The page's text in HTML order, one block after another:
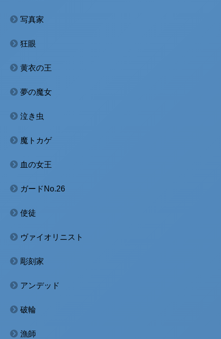
写真家
狂眼
黄衣の王
夢の魔女
泣き虫
魔トカゲ
血の女王
ガードNo.26
使徒
ヴァイオリニスト
彫刻家
アンデッド
破輪
漁師